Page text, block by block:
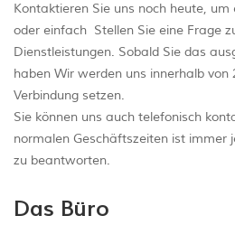
Kontaktieren Sie uns noch heute,
oder einfach Stellen Sie eine Frage
Dienstleistungen. Sobald Sie das
haben Wir werden uns innerhalb von
Verbindung setzen.
Sie können uns auch telefonisch
normalen Geschäftszeiten ist immer
zu beantworten.
Das Büro